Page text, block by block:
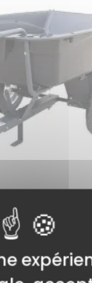
XBILCP08PP